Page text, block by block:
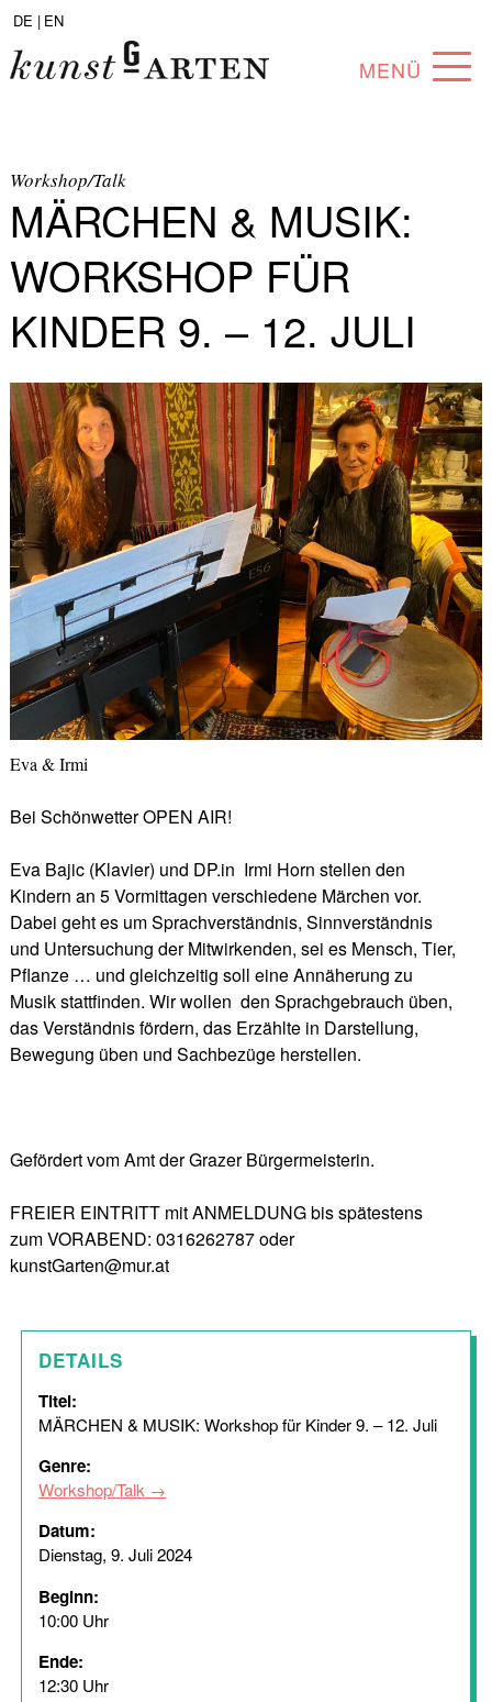
DE | EN
MENÜ
SAMMLUNG
KÜNSTLER*INNEN
PARTNER*INNEN
ANGEBOTE
Workshop/Talk
MÄRCHEN & MUSIK:
WORKSHOP FÜR
KINDER 9. – 12. JULI
Eva & Irmi
Bei Schönwetter OPEN AIR!
Eva Bajic (Klavier) und DP.in Irmi Horn stellen den
Kindern an 5 Vormittagen verschiedene Märchen vor.
Dabei geht es um Sprachverständnis, Sinnverständnis
und Untersuchung der Mitwirkenden, sei es Mensch, Tier,
Pflanze … und gleichzeitig soll eine Annäherung zu
Musik stattfinden. Wir wollen den Sprachgebrauch üben,
das Verständnis fördern, das Erzählte in Darstellung,
Bewegung üben und Sachbezüge herstellen.
Gefördert vom Amt der Grazer Bürgermeisterin.
FREIER EINTRITT mit ANMELDUNG bis spätestens
zum VORABEND: 0316262787 oder
kunstGarten@mur.at
DETAILS
Titel:
MÄRCHEN & MUSIK: Workshop für Kinder 9. – 12. Juli
Genre:
Workshop/Talk
Datum:
Dienstag, 9. Juli 2024
Beginn:
10:00 Uhr
Ende:
12:30 Uhr